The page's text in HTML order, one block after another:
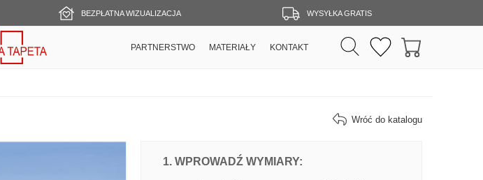
BEZPŁATNA WIZUALIZACJA WYSYŁKA GRATIS
PARTNERSTWO MATERIAŁY KONTAKT
Wróć do katalogu
DOPASUJ FOTOTAPETĘ KANAŁ
1. WPROWADŹ WYMIARY:FOTOTAPETY KANAŁ GRANDE,